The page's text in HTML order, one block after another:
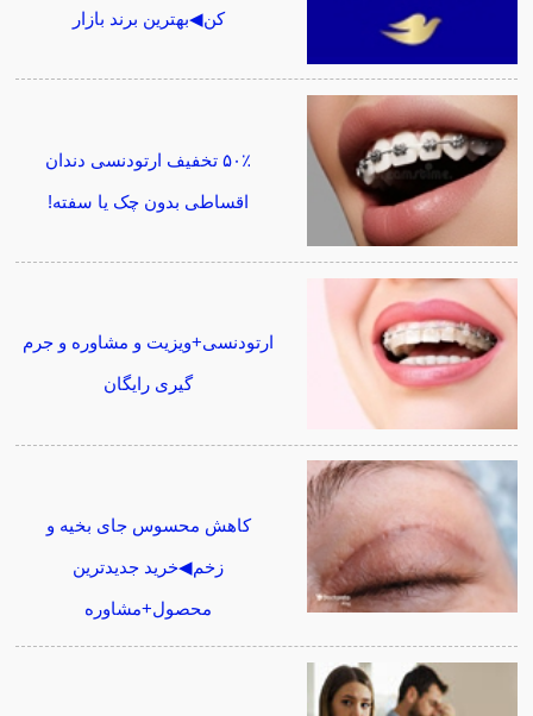
کن◀بهترین برند بازار
۵۰٪ تخفیف ارتودنسی دندان
اقساطی بدون چک یا سفته!
ارتودنسی+ویزیت و مشاوره و جرم
گیری رایگان
کاهش محسوس جای بخیه و
زخم◀خرید جدیدترین
محصول+مشاوره